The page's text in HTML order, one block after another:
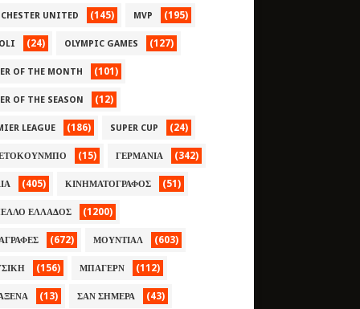
UNITED (145) MVP (195)
(24) OLYMPIC GAMES (127)
OF THE MONTH (101)
OF THE SEASON (12)
LEAGUE (186) SUPER CUP (24)
(15) ΓΕΡΜΑΝΙΑ (342)
(405) ΚΙΝΗΜΑΤΟΓΡΑΦΟΣ (51)
ΕΛΛΑΔΟΣ (1200)
(672) ΜΟΥΝΤΙΑΛ (603)
(156) ΜΠΑΓΕΡΝ (112)
(13) ΣΑΝ ΣΗΜΕΡΑ (43)